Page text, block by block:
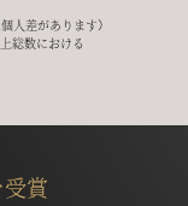
人差があります）
総数における
賞